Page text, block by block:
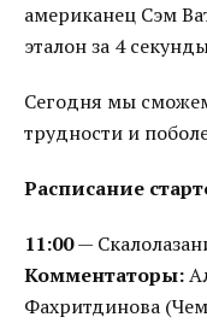
американец Сэм
эталон за 4
Сегодня мы
трудности и
Расписание
11:00—
Комментаторы:
Фахритдинова